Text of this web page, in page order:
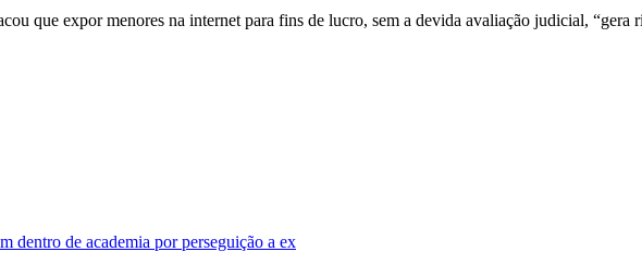
que expor menores na internet para fins de lucro, sem a devida avaliação judicial, “gera
dentro de academia por perseguição a ex